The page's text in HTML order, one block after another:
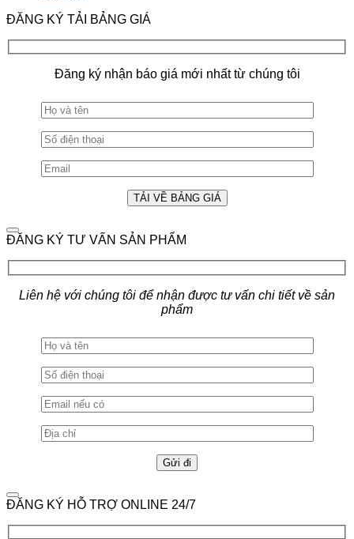
ĐĂNG KÝ TẢI BẢNG GIÁ
Đăng ký nhận báo giá mới nhất từ chúng tôi
ĐĂNG KÝ TƯ VẤN SẢN PHẨM
Liên hệ với chúng tôi để nhận được tư vấn chi tiết về sản
phẩm
ĐĂNG KÝ HỖ TRỢ ONLINE 24/7